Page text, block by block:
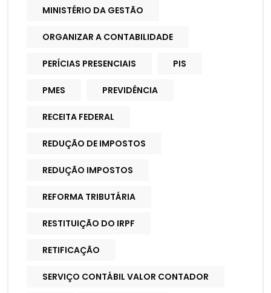
MINISTÉRIO DA GESTÃO
ORGANIZAR A CONTABILIDADE
PERÍCIAS PRESENCIAIS PIS
PMES PREVIDÊNCIA
RECEITA FEDERAL
REDUÇÃO DE IMPOSTOS
REDUÇÃO IMPOSTOS
REFORMA TRIBUTÁRIA
RESTITUIÇÃO DO IRPF
RETIFICAÇÃO
SERVIÇO CONTÁBIL VALOR CONTADOR